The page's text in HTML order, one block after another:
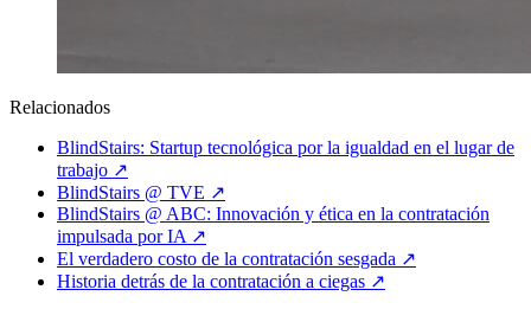
Relacionados
BlindStairs: Startup tecnológica por la igualdad en el lugar de
trabajo ↗
BlindStairs @ TVE ↗
BlindStairs @ ABC: Innovación y ética en la contratación
impulsada por IA ↗
El verdadero costo de la contratación sesgada ↗
Historia detrás de la contratación a ciegas ↗